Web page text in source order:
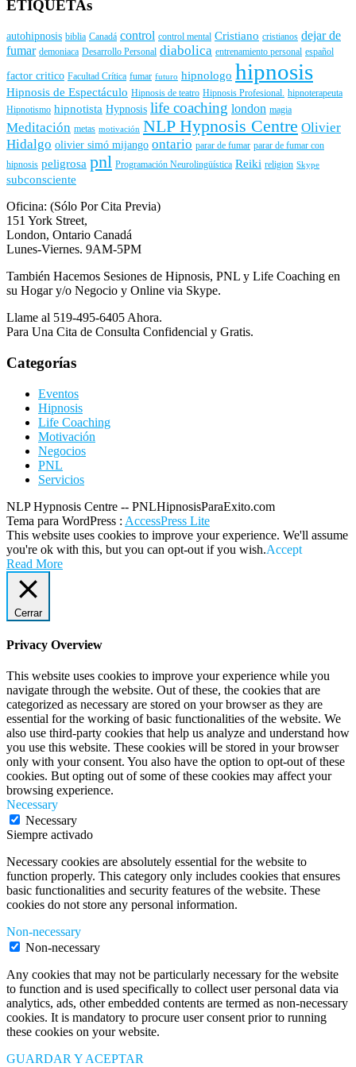
ETIQUETAs
autohipnosis biblia Canadá control control mental Cristiano cristianos dejar de
fumar demoniaca Desarrollo Personal diabolica entrenamiento personal español
factor critico Facultad Crítica fumar futuro hipnologo hipnosis
Hipnosis de Espectáculo Hipnosis de teatro Hipnosis Profesional. hipnoterapeuta
Hipnotismo hipnotista Hypnosis life coaching london magia
Meditación metas motivación NLP Hypnosis Centre Olivier
Hidalgo olivier simó mijango ontario parar de fumar parar de fumar con
hipnosis peligrosa pnl Programación Neurolingüística Reiki religion Skype
subconsciente
Oficina: (Sólo Por Cita Previa)
151 York Street,
London, Ontario Canadá
Lunes-Viernes. 9AM-5PM
También Hacemos Sesiones de Hipnosis, PNL y Life Coaching en
su Hogar y/o Negocio y Online via Skype.
Llame al 519-495-6405 Ahora.
Para Una Cita de Consulta Confidencial y Gratis.
Categorías
Eventos
Hipnosis
Life Coaching
Motivación
Negocios
PNL
Servicios
NLP Hypnosis Centre -- PNLHipnosisParaExito.com
Tema para WordPress : AccessPress Lite
This website uses cookies to improve your experience. We'll assume
you're ok with this, but you can opt-out if you wish.Accept
Read More
Cerrar
Privacy Overview
This website uses cookies to improve your experience while you
navigate through the website. Out of these, the cookies that are
categorized as necessary are stored on your browser as they are
essential for the working of basic functionalities of the website. We
also use third-party cookies that help us analyze and understand how
you use this website. These cookies will be stored in your browser
only with your consent. You also have the option to opt-out of these
cookies. But opting out of some of these cookies may affect your
browsing experience.
Necessary
Necessary
Siempre activado
Necessary cookies are absolutely essential for the website to
function properly. This category only includes cookies that ensures
basic functionalities and security features of the website. These
cookies do not store any personal information.
Non-necessary
Non-necessary
Any cookies that may not be particularly necessary for the website
to function and is used specifically to collect user personal data via
analytics, ads, other embedded contents are termed as non-necessary
cookies. It is mandatory to procure user consent prior to running
these cookies on your website.
GUARDAR Y ACEPTAR